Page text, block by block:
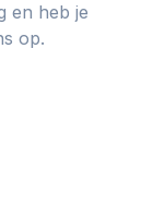
>
democratie >
en heb je
op.